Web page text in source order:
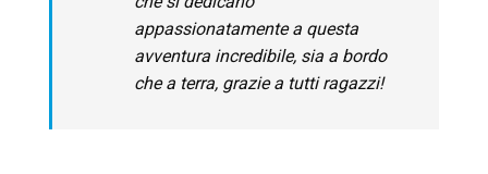
appassionatamente a questa
avventura incredibile, sia a bordo
che a terra, grazie a tutti ragazzi!